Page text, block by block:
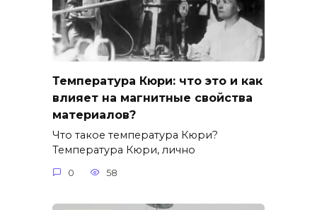
Температура Кюри: что это и как
влияет на магнитные свойства
материалов?
Что такое температура Кюри?
Температура Кюри, лично
0 58